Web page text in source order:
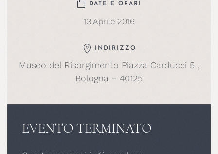
DATE E ORARI
13 Aprile 2016
INDIRIZZO
Museo del Risorgimento Piazza Carducci 5 ,
Bologna – 40125
EVENTO TERMINATO